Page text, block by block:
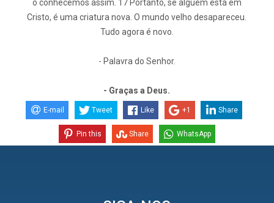
o conhecemos assim. 17 Portanto, se alguém está em
Cristo, é uma criatura nova. O mundo velho desapareceu.
Tudo agora é novo.
- Palavra do Senhor.
- Graças a Deus.
E-mail Tweet Like +1 Share
Pin this Share WhatsApp